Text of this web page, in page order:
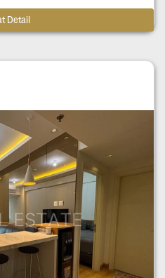
Detail